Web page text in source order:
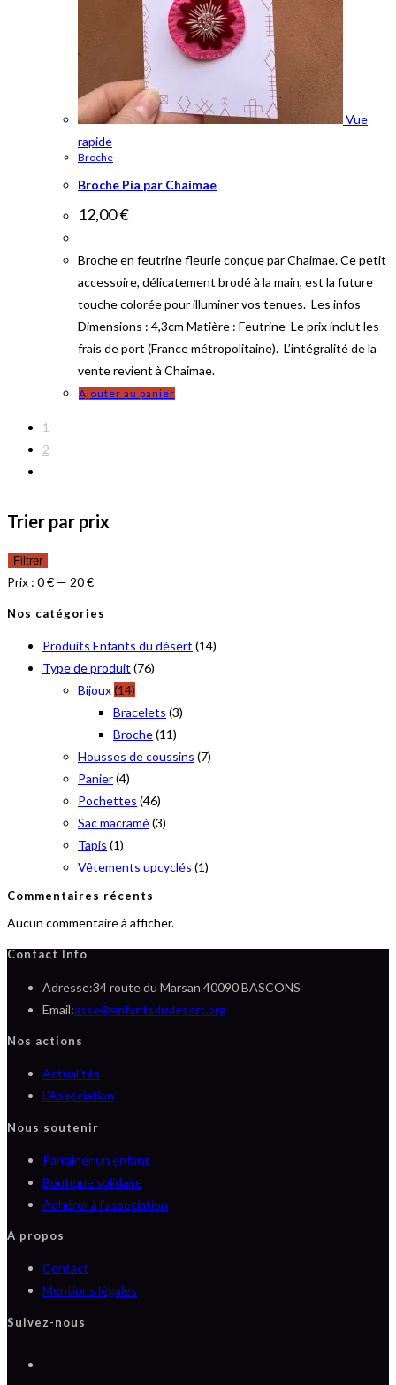
Vue
rapide
Broche
Broche Pia par Chaimae
12,00€
Broche en feutrine fleurie conçue par Chaimae. Ce petit
accessoire, délicatement brodé à la main, est la future
touche colorée pour illuminer vos tenues. Les infos
Dimensions : 4,3cm Matière : Feutrine Le prix inclut les
frais de port (France métropolitaine). L’intégralité de la
vente revient à Chaimae.
Ajouter au panier
1
2
Trier par prix
rr
Filtrer
Prix : 0 € — 20 €
Nos catégories
Produits Enfants du désert (14)
Type de produit (76)
Bijoux(14)
Bracelets (3)
Broche(11)
Housses de coussins (7)
Panier(4)
Pochettes (46)
Sac macramé(3)
Tapis (1)
Vêtements upcyclés (1)
Commentaires récents
Aucun commentaire à afficher.
Contact Info
Adresse:34 route du Marsan 40090 BASCONS
Email:asso@enfantsdudesert.orgS’ouvre
Nos actions
Actualités
dans
onglet
L'Association
nouvel
onglet
Nous soutenir
Parrainer un enfant
Boutique solidaire
Adhérer à l'association
A propos
Contact
Mentions légales
Suivez-nous